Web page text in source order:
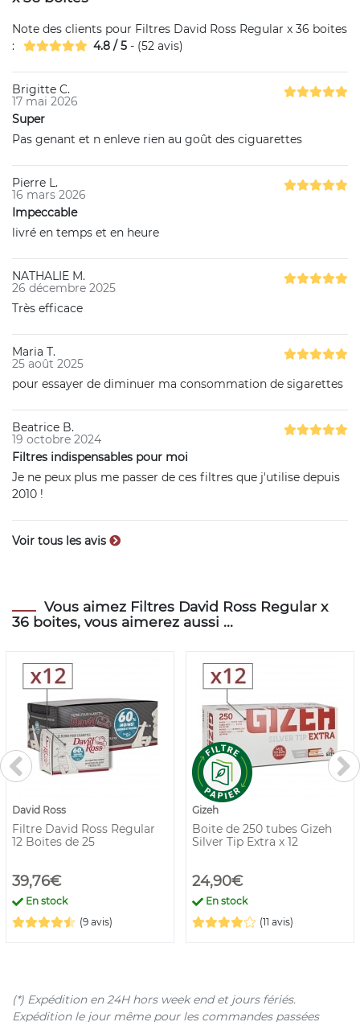
Note des clients pour Filtres David Ross Regular x 36 boites
:
4.8 /5 - (52 avis)
Brigitte C.
17 mai 2026
Super
Pas genant et n enleve rien au goût des ciguarettes
Pierre L.
16 mars 2026
Impeccable
livré en temps et en heure
NATHALIE M.
26 décembre 2025
Très efficace
Maria T.
25 août 2025
pour essayer de diminuer ma consommation de sigarettes
Beatrice B.
19 octobre 2024
Filtres indispensables pour moi
Je ne peux plus me passer de ces filtres que j'utilise depuis
2010 !
Voir tous les avis
Vous aimez Filtres David Ross Regular x
36 boites, vous aimerez aussi ...
David Ross
Filtre David Ross Regular
12 Boites de 25
39,76€
En stock
(9 avis)
Gizeh
Boite de 250 tubes Gizeh
Silver Tip Extra x 12
24,90€
En stock
(11 avis)
(*) Expédition en 24H hors week end et jours fériés.
Expédition le jour même pour les commandes passées